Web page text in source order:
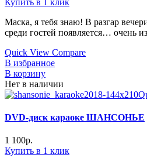
Маска, я тебя знаю! В разгар
среди гостей появляется… очень
Quick View Compare
В избранное
В корзину
Нет в наличии
DVD-диск караоке ШАНСОНЬЕ
1 100р.
Купить в 1 клик